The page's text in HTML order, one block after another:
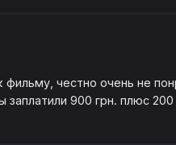
честно очень не
900 грн. плюс